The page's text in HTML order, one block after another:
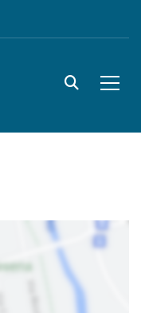
site.searc